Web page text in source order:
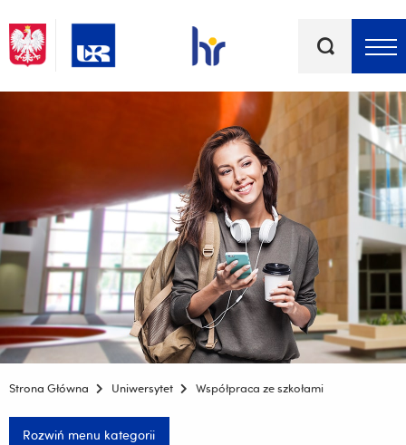
kluczowe
Strona Główna Uniwersytet Współpraca ze szkołami
Rozwiń menu kategorii